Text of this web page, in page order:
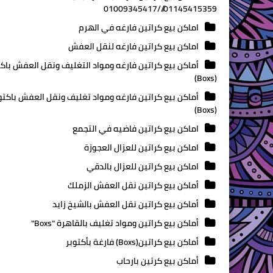
01145415359///01009345417
اماكن بيع كراتين فارغه في الهرم
اماكن بيع كراتين فارغه لنقل العفش
أماكن بيع كراتين فارغه ومواد التغليف ونقل العفش
(Boxs)
أماكن بيع كراتين فارغه ومواد تغليف ونقل العفش
(Boxs)
اماكن بيع كراتين فاضيه في التجمع
اماكن بيع كراتين للعزال العجوزة
اماكن بيع كراتين للعزال بالدقي
أماكن بيع كراتين نقل العفش الزملك
أماكن بيع كراتين نقل العفش بالشيخ زايد
أماكن بيع كراتين ومواد تغليف بالقاهرة "Boxs"
أماكن بيع كراتين(Boxs) فارغة بأكتوبر
أماكن بيع كرتين بارحاب